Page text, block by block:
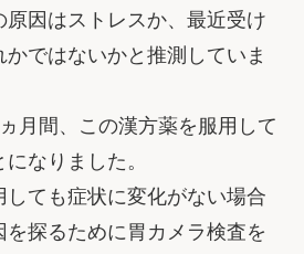
原因はストレスか、最近受け
ではないかと推測していま
月間、この漢方薬を服用して
なりました。
しても症状に変化がない場合
探るために胃カメラ検査を